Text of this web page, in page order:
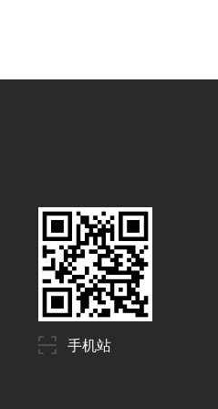
手机站